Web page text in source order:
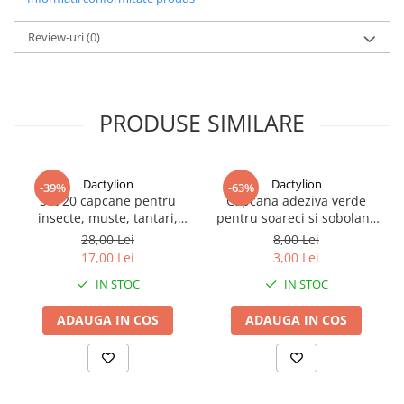
Review-uri(0)
PRODUSE SIMILARE
-39% Dactylion
Set 20 capcane pentru
insecte, muste, tantari,
protectie plante,
autoadezive, fata-verso, 10
x 15 cm, galben
28,00 Lei
17,00 Lei
IN STOC
ADAUGA IN COS
-63% Dactylion
Capcana adeziva verde
pentru soareci si sobolani,
lipici puternic, 16 x 21 cm,
non toxica, fara miros,
utilizare usoara
8,00 Lei
3,00 Lei
IN STOC
ADAUGA IN COS